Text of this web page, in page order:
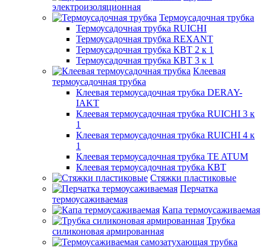
электроизоляционная
Термоусадочная трубка
Термоусадочная трубка RUICHI
Термоусадочная трубка REXANT
Термоусадочная трубка КВТ 2 к 1
Термоусадочная трубка КВТ 3 к 1
Клеевая
термоусадочная трубка
Клеевая термоусадочная трубка DERAY-
IAKT
Клеевая термоусадочная трубка RUICHI 3 к
1
Клеевая термоусадочная трубка RUICHI 4 к
1
Клеевая термоусадочная трубка TE ATUM
Клеевая термоусадочная трубка КВТ
Стяжки пластиковые
Перчатка
термоусаживаемая
Капа термоусаживаемая
Трубка
силиконовая армированная